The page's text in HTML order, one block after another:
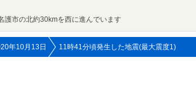
護市の北約30kmを西に進んでいます
年10月13日 11時41分頃発生した地震(最大震度1)